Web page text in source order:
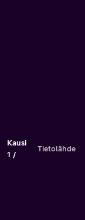
Kausi
1
Tietolähde